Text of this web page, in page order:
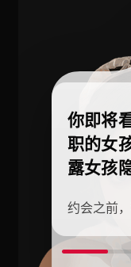
你即将
职的女
露女孩
约会之前